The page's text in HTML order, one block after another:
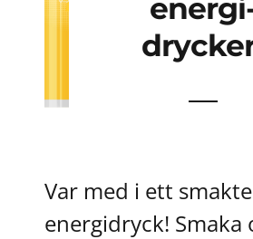
Blog
Join our
Var med i ett
energidryck! Smaka